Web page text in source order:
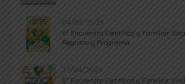
04/05/2025
6º Encuentro Científico y Familiar
Registro y Programa
27/04/2025
6º Encuentro Científico y Familiar